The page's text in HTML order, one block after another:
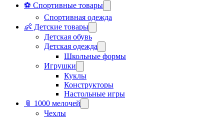
⚽ Спортивные товары
Спортивная одежда
👶 Детские товары
Детская обувь
Детская одежда
Школьные формы
Игрушки
Куклы
Конструкторы
Настольные игры
📎 1000 мелочей
Чехлы